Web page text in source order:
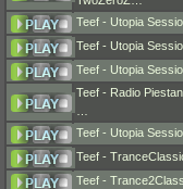
Teef - Utopia
Teef - Utopia
Teef - Utopia
Teef - Radio
Teef - Utopia
Teef -
Teef -